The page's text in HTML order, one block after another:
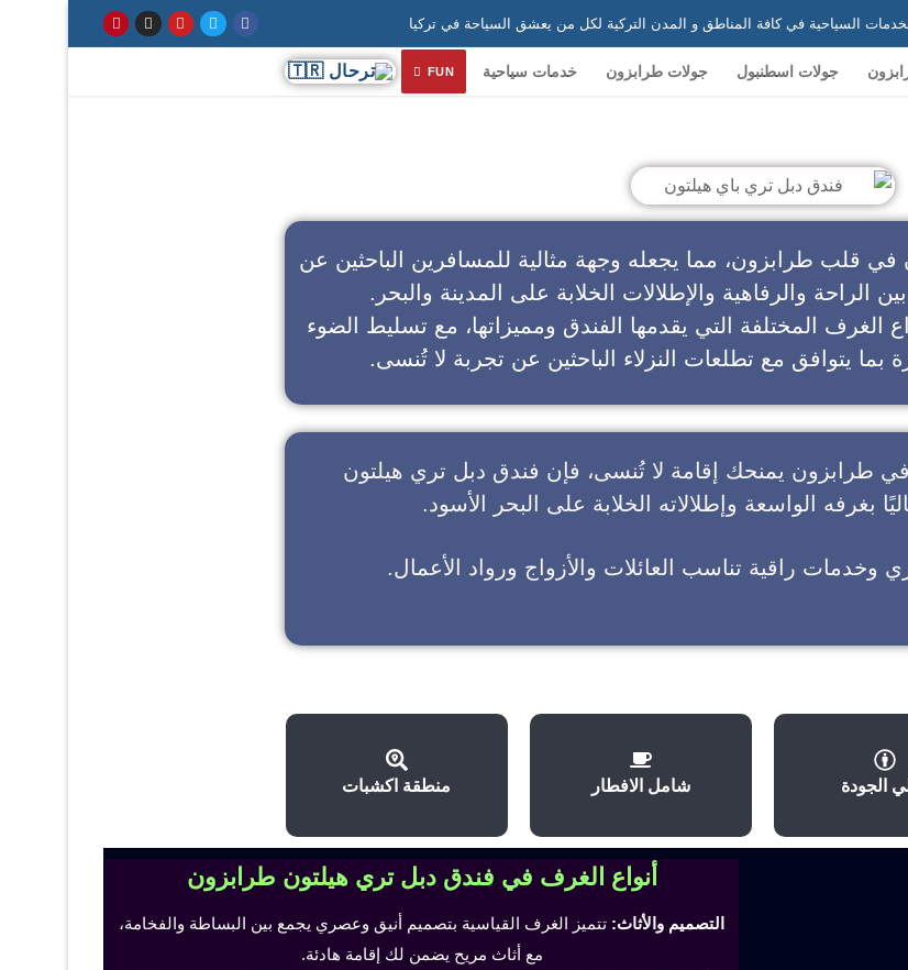
جولات اسطنبول جولات طرابزون خدمات سياحية FUN
قلب طرابزون، مما يجعله وجهة مثالية للمسافرين الباحثين عن
الراحة والرفاهية والإطلالات الخلابة على المدينة والبحر.
الغرف المختلفة التي يقدمها الفندق ومميزاتها، مع تسليط الضوء
بما يتوافق مع تطلعات النزلاء الباحثين عن تجربة لا تُنسى.
طرابزون يمنحك إقامة لا تُنسى، فإن فندق دبل تري هيلتون
بغرفه الواسعة وإطلالاته الخلابة على البحر الأسود.
وخدمات راقية تناسب العائلات والأزواج ورواد الأعمال.
الجودة شامل الافطار منطقة اكشبات
أنواع الغرف في فندق دبل تري هيلتون طرابزون
التصميم والأثاث: تتميز الغرف القياسية بتصميم أنيق وعصري يجمع بين البساطة والفخامة،
مع أثاث مريح يضمن لك إقامة هادئة.